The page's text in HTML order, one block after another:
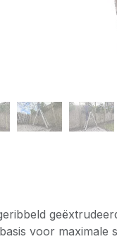
voor maximale